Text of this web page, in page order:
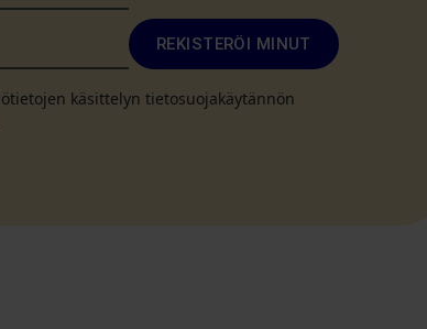
REKISTERÖI MINUT
käsittelyn tietosuojakäytännön